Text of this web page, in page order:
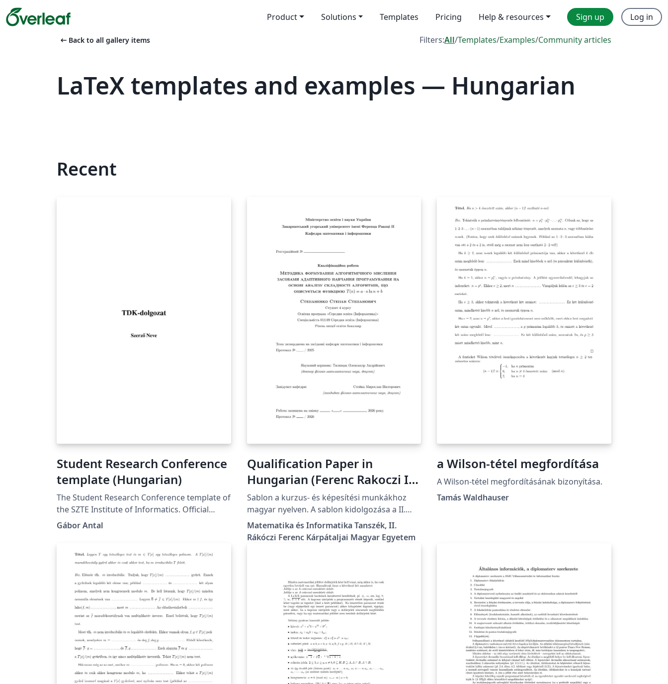
Product Solutions Templates Pricing Help & resources Sign up Log in
arrow_left_alt Back to all gallery items Filters:All/Templates/Examples/Community articles
LaTeX templates and examples — Hungarian
Recent
Student Research Conference
template (Hungarian)
The Student Research Conference template of
the SZTE Institute of Informatics. Official
template, website: https://tdk.inf.u-
Gábor Antal
Qualification Paper in
Hungarian (Ferenc Rakoczi II
Transcarpathian Hungarian
University)
Sablon a kurzus- és képesítési munkákhoz
magyar nyelven. A sablon kidolgozása a II.
Rákóczi Ferenc Kárpátaljai Magyar Egyetem
előírásainak megfelelően történt. A részletes
formázási útmutató itt található:
informatika-tanszek/
Matematika és Informatika Tanszék, II.
Rákóczi Ferenc Kárpátaljai Magyar Egyetem
a Wilson-tétel megfordítása
A Wilson-tétel megfordításának bizonyítása.
Tamás Waldhauser